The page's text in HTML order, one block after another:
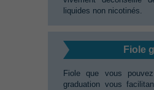
liquides non nicotinés.
Fiole
Fiole que vous
graduation vous